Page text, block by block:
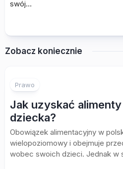
swój…
Zobacz koniecznie
Prawo
Jak uzyskać
dziecka?
Obowiązek alimentacyjny w
wielopoziomowy i obejmuje
wobec swoich dzieci. Jednak w